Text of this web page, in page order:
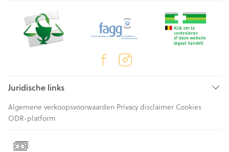
Juridische links
Algemene verkoopsvoorwaarden Privacy disclaimer Cookies
ODR-platform